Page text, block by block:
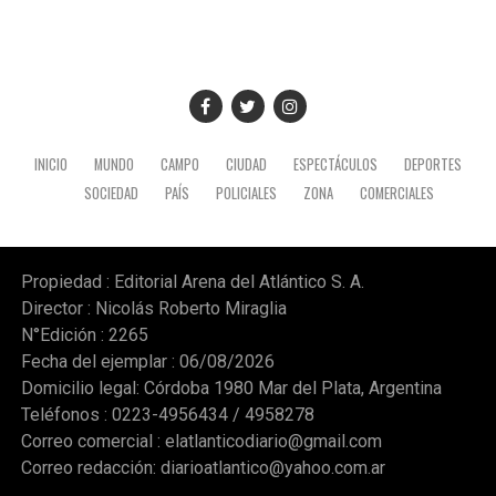
mayor presupuesto para los establecimientos y
programas escolares. (NA)
INICIO MUNDO CAMPO CIUDAD ESPECTÁCULOS
DEPORTES
SOCIEDAD
PAÍS POLICIALES ZONA COMERCIALES
Propiedad : Editorial Arena del Atlántico S. A.
Director : Nicolás Roberto Miraglia
N°Edición : 2265
Fecha del ejemplar : 06/08/2026
Domicilio legal: Córdoba 1980 Mar del Plata, Argentina
Teléfonos : 0223-4956434 / 4958278
Correo comercial : elatlanticodiario@gmail.com
Correo redacción: diarioatlantico@yahoo.com.ar